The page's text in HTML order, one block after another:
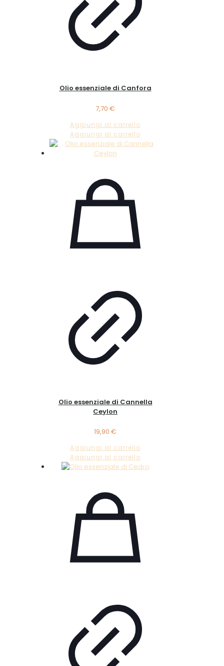
Olio essenziale di Canfora
7,70 €
Aggiungi al carrello
Aggiungi al carrello
Olio essenziale di Cannella
Ceylon
19,90 €
Aggiungi al carrello
Aggiungi al carrello